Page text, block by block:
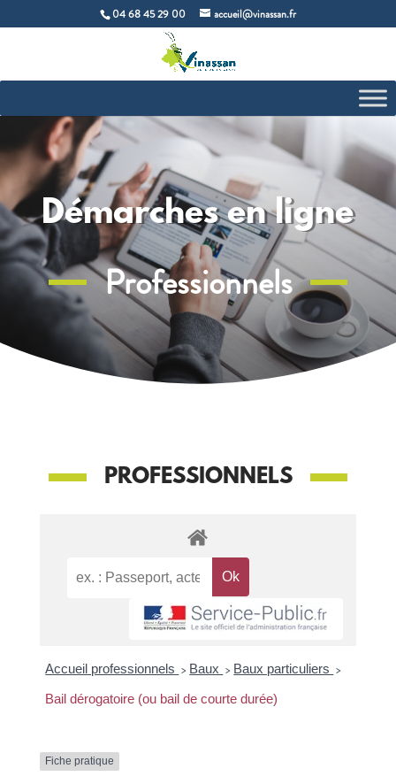
04 68 45 29 00 accueil@vinassan.fr
Démarches en ligne
Professionnels
PROFESSIONNELS
Accueil professionnels > Baux > Baux particuliers >
Bail dérogatoire (ou bail de courte durée)
Fiche pratique